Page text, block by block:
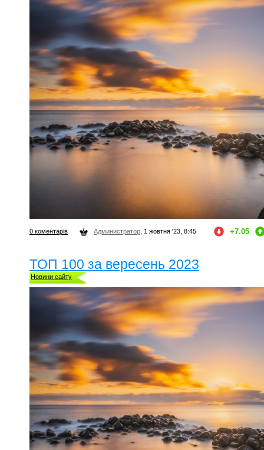
0 коментарів Администратор , 1 жовтня '23, 8:45 +7.05
ТОП 100 за вересень 2023
Новини сайту